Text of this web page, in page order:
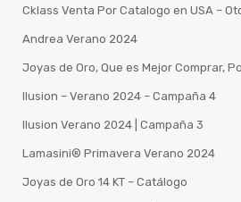
Cklass Venta Por Catalogo en USA –
Andrea Verano 2024
Joyas de Oro, Que es Mejor Comprar,
Ilusion – Verano 2024 – Campaña 4
Ilusion Verano 2024 | Campaña 3
Lamasini®️ Primavera Verano 2024
Joyas de Oro 14 KT – Catálogo